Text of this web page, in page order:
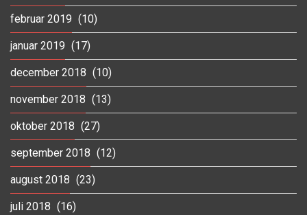
februar 2019 (10)
januar 2019 (17)
december 2018 (10)
november 2018 (13)
oktober 2018 (27)
september 2018 (12)
august 2018 (23)
juli 2018 (16)